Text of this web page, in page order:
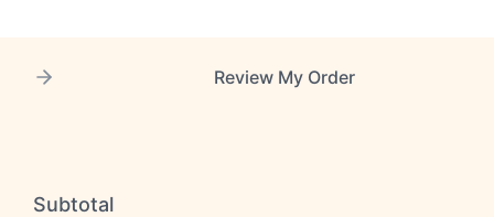
Review My Order
Subtotal